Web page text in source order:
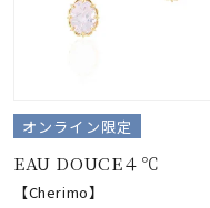
在庫
オンライン限定
EAU DOUCE４℃
【Cherimo】